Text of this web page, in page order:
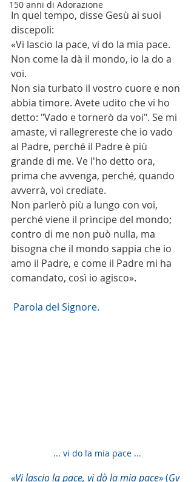
150 anni di Adorazione
In quel tempo, disse Gesù ai suoi
discepoli:
«Vi lascio la pace, vi do la mia pace.
Non come la dà il mondo, io la do a
voi.
Non sia turbato il vostro cuore e non
abbia timore. Avete udito che vi ho
detto: "Vado e tornerò da voi". Se mi
amaste, vi rallegrereste che io vado
al Padre, perché il Padre è più
grande di me. Ve l'ho detto ora,
prima che avvenga, perché, quando
avverrà, voi crediate.
Non parlerò più a lungo con voi,
perché viene il prìncipe del mondo;
contro di me non può nulla, ma
bisogna che il mondo sappia che io
amo il Padre, e come il Padre mi ha
comandato, così io agisco».
Parola del Signore.
... vi do la mia pace ...
«Vi lascio la pace, vi dò la mia pace» (Gv